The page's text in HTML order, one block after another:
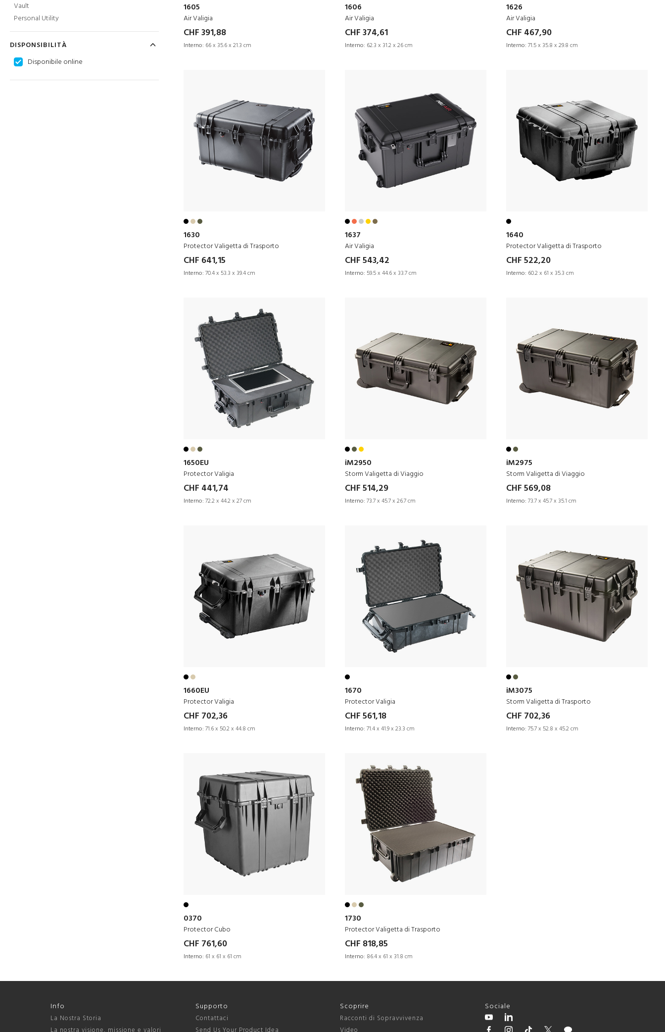
Vault
Personal Utility
DISPONSIBILITÀ
Disponibile online
1605
Air Valigia
CHF 391,88
Interno: 66 x 35.6 x 21.3 cm
1606
Air Valigia
CHF 374,61
Interno: 62.3 x 31.2 x 26 cm
1626
Air Valigia
CHF 467,90
Interno: 71.5 x 35.8 x 29.8 cm
1630
Protector Valigetta di Trasporto
CHF 641,15
Interno: 70.4 x 53.3 x 39.4 cm
1637
Air Valigia
CHF 543,42
Interno: 59.5 x 44.6 x 33.7 cm
1640
Protector Valigetta di Trasporto
CHF 522,20
Interno: 60.2 x 61 x 35.3 cm
1650EU
Protector Valigia
CHF 441,74
Interno: 72.2 x 44.2 x 27 cm
iM2950
Storm Valigetta di Viaggio
CHF 514,29
Interno: 73.7 x 45.7 x 26.7 cm
iM2975
Storm Valigetta di Viaggio
CHF 569,08
Interno: 73.7 x 45.7 x 35.1 cm
1660EU
Protector Valigia
CHF 702,36
Interno: 71.6 x 50.2 x 44.8 cm
1670
Protector Valigia
CHF 561,18
Interno: 71.4 x 41.9 x 23.3 cm
iM3075
Storm Valigetta di Trasporto
CHF 702,36
Interno: 75.7 x 52.8 x 45.2 cm
0370
Protector Cubo
CHF 761,60
Interno: 61 x 61 x 61 cm
1730
Protector Valigetta di Trasporto
CHF 818,85
Interno: 86.4 x 61 x 31.8 cm
Info
La Nostra Storia
Supporto
Contattaci
Scoprire
Racconti di Sopravvivenza
Sociale